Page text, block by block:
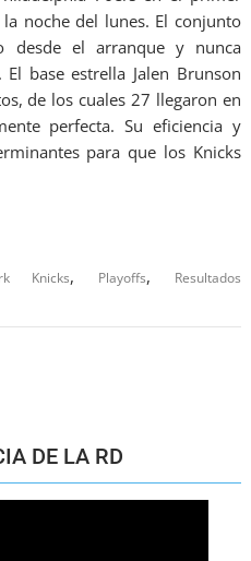
noche del lunes. El conjunto
desde el arranque y nunca
base estrella Jalen Brunson
de los cuales 27 llegaron en
perfecta. Su eficiencia y
para que los Knicks
Knicks, Playoffs,
Resultados
DE LA RD